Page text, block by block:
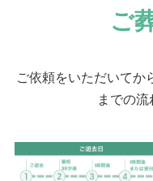
ご
ご依頼をいただいてか
までの流